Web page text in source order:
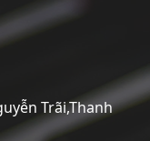
Trãi,Thanh